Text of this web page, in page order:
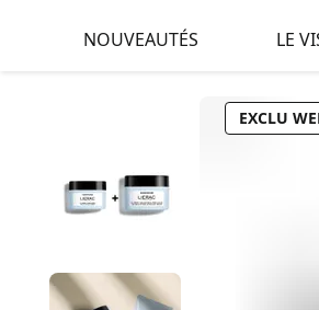
NOUVEAUTÉS LE
EXCLU